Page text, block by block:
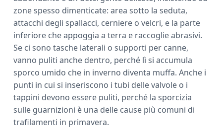
zone spesso dimenticate: area sotto la seduta,
attacchi degli spallacci, cerniere o velcri, e la parte
inferiore che appoggia a terra e raccoglie abrasivi.
Se ci sono tasche laterali o supporti per canne,
vanno puliti anche dentro, perché lì si accumula
sporco umido che in inverno diventa muffa. Anche i
punti in cui si inseriscono i tubi delle valvole o i
tappini devono essere puliti, perché la sporcizia
sulle guarnizioni è una delle cause più comuni di
trafilamenti in primavera.